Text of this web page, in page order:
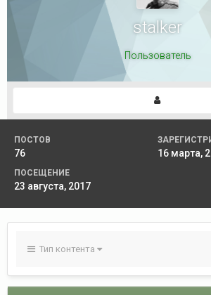
stalker
Пользователь
ПОСТОВ
76 16 марта,
ПОСЕЩЕНИЕ
23 августа, 2017
Тип контента